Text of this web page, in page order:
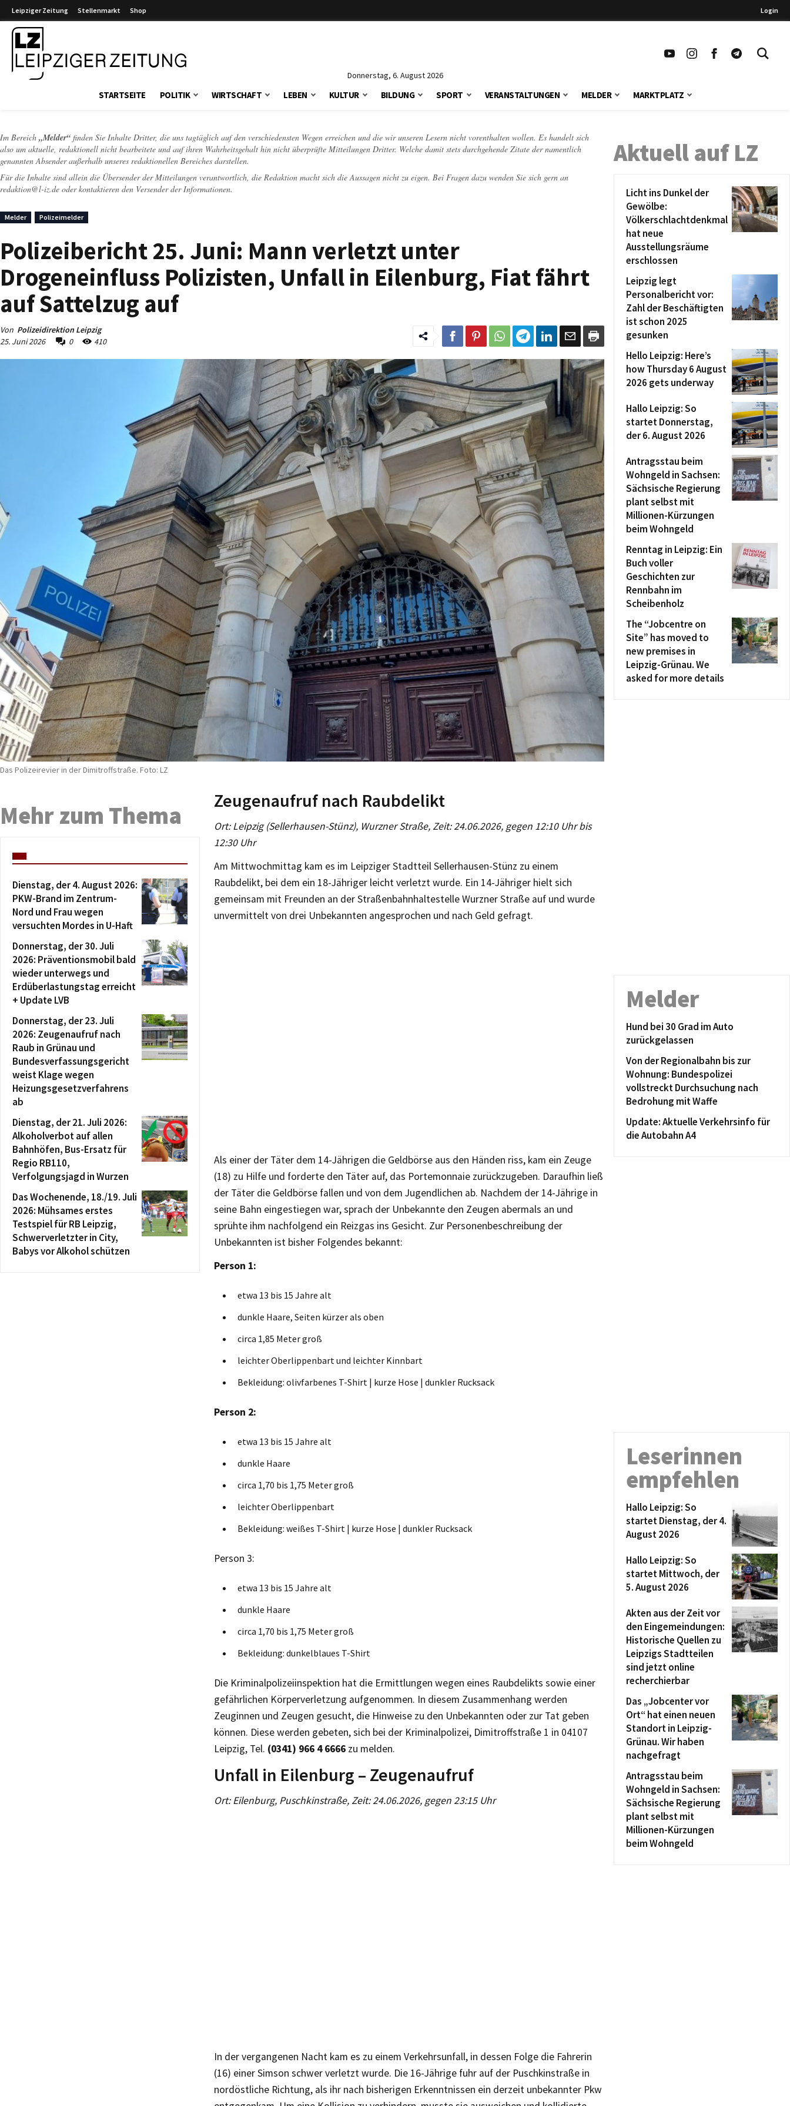
Leipziger Zeitung Stellenmarkt Shop Login
Donnerstag, 6. August 2026
STARTSEITE POLITIK WIRTSCHAFT LEBEN KULTUR BILDUNG SPORT VERANSTALTUNGEN MELDER MARKTPLATZ
Im Bereich „Melder“ finden Sie Inhalte Dritter, die uns tagtäglich auf den verschiedensten Wegen erreichen und die wir unseren Lesern nicht vorenthalten wollen. Es handelt sich
also um aktuelle, redaktionell nicht bearbeitete und auf ihren Wahrheitsgehalt hin nicht überprüfte Mitteilungen Dritter. Welche damit stets durchgehende Zitate der namentlich
genannten Absender außerhalb unseres redaktionellen Bereiches darstellen.
Für die Inhalte sind allein die Übersender der Mitteilungen verantwortlich, die Redaktion macht sich die Aussagen nicht zu eigen. Bei Fragen dazu wenden Sie sich gern an
redaktion@l-iz.de oder kontaktieren den Versender der Informationen.
Melder Polizeimelder
Polizeibericht 25. Juni: Mann verletzt unter
Drogeneinfluss Polizisten, Unfall in Eilenburg, Fiat fährt
auf Sattelzug auf
Von Polizeidirektion Leipzig
25. Juni 2026
0 410
Das Polizeirevier in der Dimitroffstraße. Foto: LZ
Zeugenaufruf nach Raubdelikt
Ort: Leipzig (Sellerhausen-Stünz), Wurzner Straße, Zeit: 24.06.2026, gegen 12:10 Uhr bis
12:30 Uhr
Am Mittwochmittag kam es im Leipziger Stadtteil Sellerhausen-Stünz zu einem
Raubdelikt, bei dem ein 18-Jähriger leicht verletzt wurde. Ein 14-Jähriger hielt sich
gemeinsam mit Freunden an der Straßenbahnhaltestelle Wurzner Straße auf und wurde
unvermittelt von drei Unbekannten angesprochen und nach Geld gefragt.
Als einer der Täter dem 14-Jährigen die Geldbörse aus den Händen riss, kam ein Zeuge
(18) zu Hilfe und forderte den Täter auf, das Portemonnaie zurückzugeben. Daraufhin ließ
der Täter die Geldbörse fallen und von dem Jugendlichen ab. Nachdem der 14-Jährige in
seine Bahn eingestiegen war, sprach der Unbekannte den Zeugen abermals an und
sprühte ihm nachfolgend ein Reizgas ins Gesicht. Zur Personenbeschreibung der
Unbekannten ist bisher Folgendes bekannt:
Person 1:
etwa 13 bis 15 Jahre alt
dunkle Haare, Seiten kürzer als oben
circa 1,85 Meter groß
leichter Oberlippenbart und leichter Kinnbart
Bekleidung: olivfarbenes T-Shirt | kurze Hose | dunkler Rucksack
Person 2:
etwa 13 bis 15 Jahre alt
dunkle Haare
circa 1,70 bis 1,75 Meter groß
leichter Oberlippenbart
Bekleidung: weißes T-Shirt | kurze Hose | dunkler Rucksack
Person 3:
etwa 13 bis 15 Jahre alt
dunkle Haare
circa 1,70 bis 1,75 Meter groß
Bekleidung: dunkelblaues T-Shirt
Die Kriminalpolizeiinspektion hat die Ermittlungen wegen eines Raubdelikts sowie einer
gefährlichen Körperverletzung aufgenommen. In diesem Zusammenhang werden
Zeuginnen und Zeugen gesucht, die Hinweise zu den Unbekannten oder zur Tat geben
können. Diese werden gebeten, sich bei der Kriminalpolizei, Dimitroffstraße 1 in 04107
Leipzig, Tel. (0341) 966 4 6666 zu melden.
Unfall in Eilenburg – Zeugenaufruf
Ort: Eilenburg, Puschkinstraße, Zeit: 24.06.2026, gegen 23:15 Uhr
In der vergangenen Nacht kam es zu einem Verkehrsunfall, in dessen Folge die Fahrerin
(16) einer Simson schwer verletzt wurde. Die 16-Jährige fuhr auf der Puschkinstraße in
nordöstliche Richtung, als ihr nach bisherigen Erkenntnissen ein derzeit unbekannter Pkw
Mehr zum Thema
Dienstag, der 4. August 2026:
PKW-Brand im Zentrum-
Nord und Frau wegen
versuchten Mordes in U-Haft
Donnerstag, der 30. Juli
2026: Präventionsmobil bald
wieder unterwegs und
Erdüberlastungstag erreicht
+ Update LVB
Donnerstag, der 23. Juli
2026: Zeugenaufruf nach
Raub in Grünau und
Bundesverfassungsgericht
weist Klage wegen
Heizungsgesetzverfahrens
ab
Dienstag, der 21. Juli 2026:
Alkoholverbot auf allen
Bahnhöfen, Bus-Ersatz für
Regio RB110,
Verfolgungsjagd in Wurzen
Das Wochenende, 18./19. Juli
2026: Mühsames erstes
Testspiel für RB Leipzig,
Schwerverletzter in City,
Babys vor Alkohol schützen
Aktuell auf LZ
Licht ins Dunkel der
Gewölbe:
Völkerschlachtdenkmal
hat neue
Ausstellungsräume
erschlossen
Leipzig legt
Personalbericht vor:
Zahl der Beschäftigten
ist schon 2025
gesunken
Hello Leipzig: Here’s
how Thursday 6 August
2026 gets underway
Hallo Leipzig: So
startet Donnerstag,
der 6. August 2026
Antragsstau beim
Wohngeld in Sachsen:
Sächsische Regierung
plant selbst mit
Millionen-Kürzungen
beim Wohngeld
Renntag in Leipzig: Ein
Buch voller
Geschichten zur
Rennbahn im
Scheibenholz
The “Jobcentre on
Site” has moved to
new premises in
Leipzig-Grünau. We
asked for more details
Melder
Hund bei 30 Grad im Auto
zurückgelassen
Von der Regionalbahn bis zur
Wohnung: Bundespolizei
vollstreckt Durchsuchung nach
Bedrohung mit Waffe
Update: Aktuelle Verkehrsinfo für
die Autobahn A4
Leserinnen
empfehlen
Hallo Leipzig: So
startet Dienstag, der 4.
August 2026
Hallo Leipzig: So
startet Mittwoch, der
5. August 2026
Akten aus der Zeit vor
den Eingemeindungen:
Historische Quellen zu
Leipzigs Stadtteilen
sind jetzt online
recherchierbar
Das „Jobcenter vor
Ort“ hat einen neuen
Standort in Leipzig-
Grünau. Wir haben
nachgefragt
Antragsstau beim
Wohngeld in Sachsen:
Sächsische Regierung
plant selbst mit
Millionen-Kürzungen
beim Wohngeld